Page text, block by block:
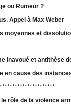
ou Rumeur ?
Appel à Max Weber
moyennes et
inavoué et antithèse
en cause des
rôle de la violence